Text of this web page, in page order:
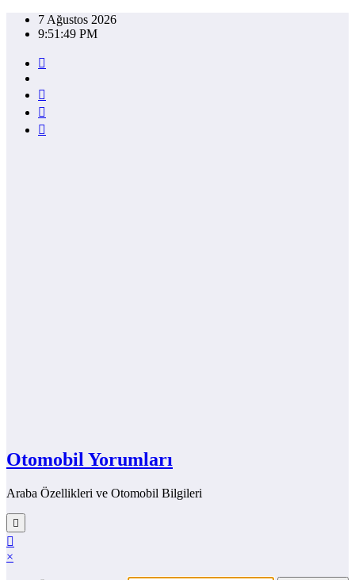
İçeriğe7 Ağustos 2026
9:51:49 PM
Otomobil Yorumları
Araba Özellikleri ve Otomobil Bilgileri
×